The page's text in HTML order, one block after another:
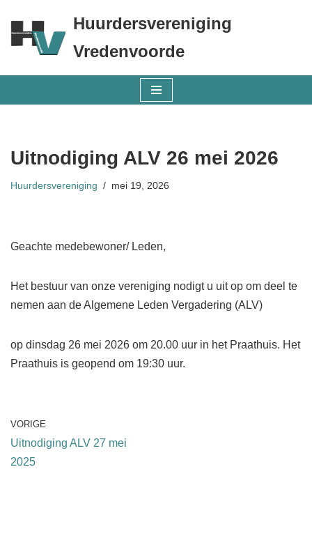
Ga
de
Huurdersvereniging
Vredenvoorde
Uitnodiging ALV 26 mei 2026
Huurdersvereniging mei 19, 2026
Geachte medebewoner/ Leden,
Het bestuur van onze vereniging nodigt u uit op om deel te
nemen aan de Algemene Leden Vergadering (ALV)
op dinsdag 26 mei 2026 om 20.00 uur in het Praathuis. Het
Praathuis is geopend om 19:30 uur.
VORIGE
Uitnodiging ALV 27 mei
2025